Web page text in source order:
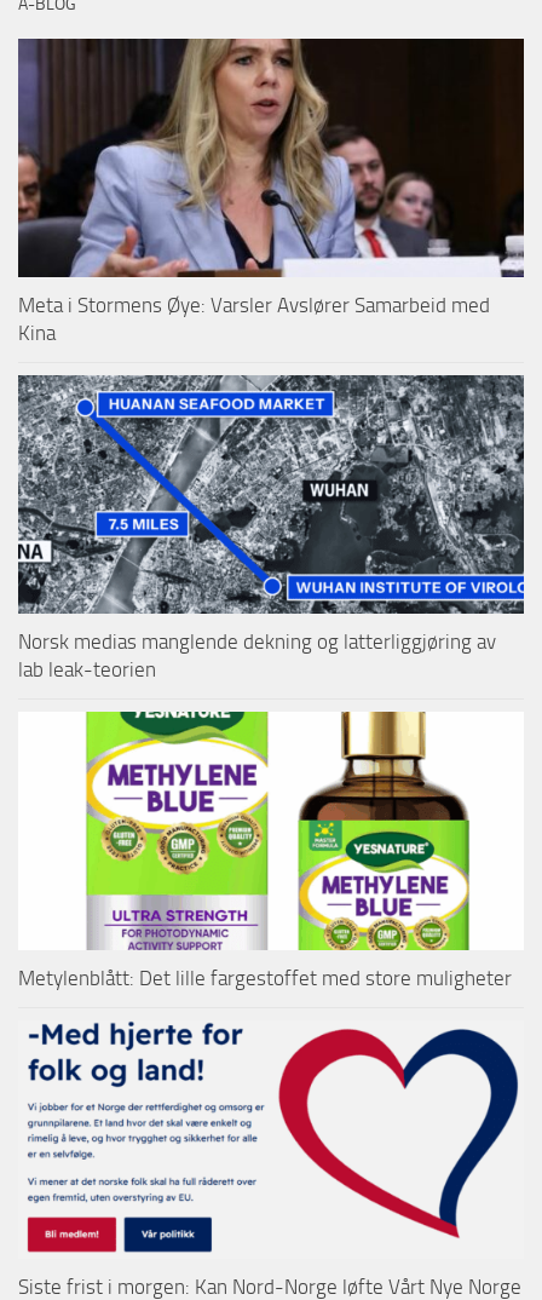
Meta i Stormens Øye: Varsler Avslører Samarbeid med
Kina
Norsk medias manglende dekning og latterliggjøring av
lab leak-teorien
Metylenblått: Det lille fargestoffet med store muligheter
Siste frist i morgen: Kan Nord-Norge løfte Vårt Nye Norge